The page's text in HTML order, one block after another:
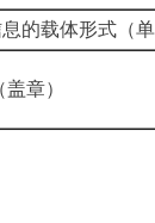
息的载体形
章）